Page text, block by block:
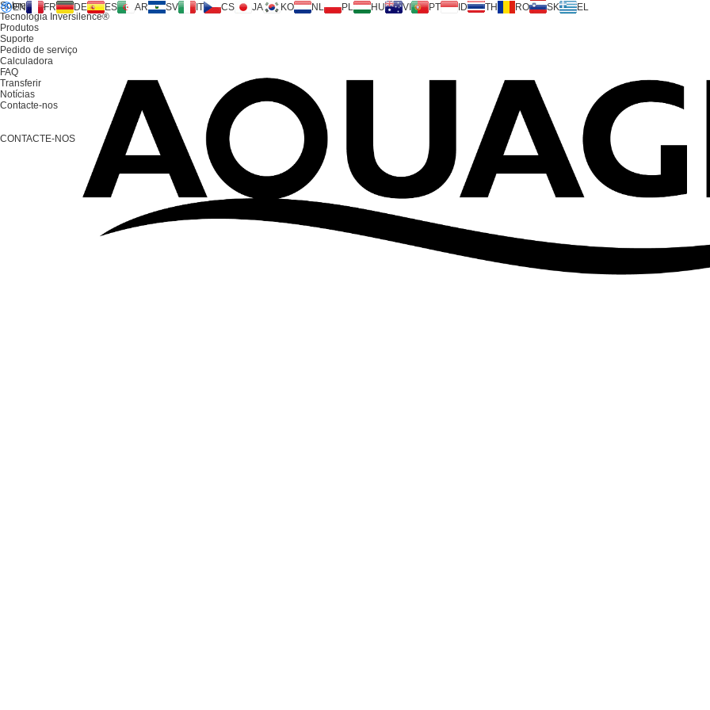
Sobre nós
Tecnologia Inversilence®
Produtos
Suporte
Pedido de serviço
Calculadora
FAQ
Transferir
Notícias
Contacte-nos
EN FR DE ES AR SV IT CS JA KO NL PL HU VI PT ID TH RO SK EL
CONTACTE-NOS
APRESENTAÇÃO